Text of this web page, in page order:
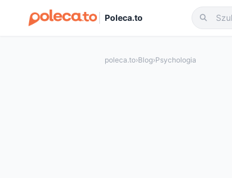
Poleca.to
poleca.to›Blog›Psychologia